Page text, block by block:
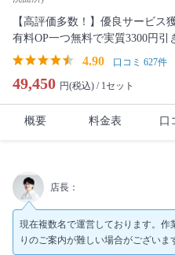
【高評価多数！】優良サービス
有料OP一つ無料で実質3300円引
4.90 口コミ 627件
49,450 円(税込) / 1セット
概要 料金表 口
店長：
現在複数名で運営しております。
りのご案内が難しい場合がございま